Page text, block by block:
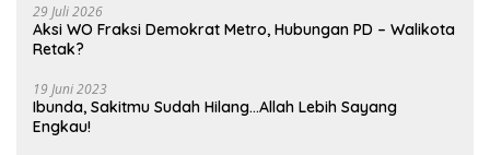
29 Juli 2026
Aksi WO Fraksi Demokrat Metro, Hubungan PD – Walikota
Retak?
19 Juni 2023
Ibunda, Sakitmu Sudah Hilang…Allah Lebih Sayang
Engkau!